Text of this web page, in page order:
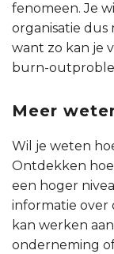
fenomeen. Je
organisatie dus
want zo kan je
burn-
Meer
Wil je weten
Ontdekken
een hoger
informatie over
kan werken
onderneming